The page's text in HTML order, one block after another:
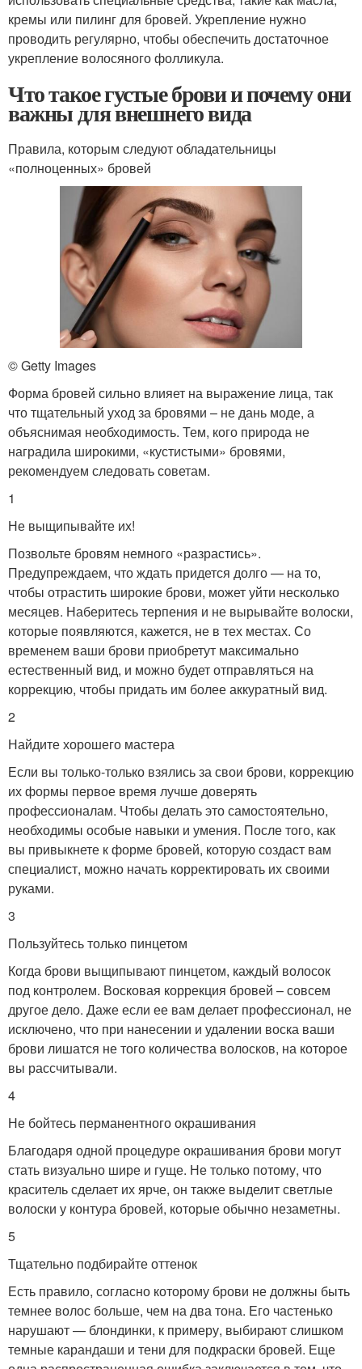
кремы или пилинг для бровей. Укрепление нужно
проводить регулярно, чтобы обеспечить достаточное
укрепление волосяного фолликула.
Что такое густые брови и почему они
важны для внешнего вида
Правила, которым следуют обладательницы
«полноценных» бровей
© Getty Images
Форма бровей сильно влияет на выражение лица, так
что тщательный уход за бровями – не дань моде, а
объяснимая необходимость. Тем, кого природа не
наградила широкими, «кустистыми» бровями,
рекомендуем следовать советам.
1
Не выщипывайте их!
Позвольте бровям немного «разрастись».
Предупреждаем, что ждать придется долго — на то,
чтобы отрастить широкие брови, может уйти несколько
месяцев. Наберитесь терпения и не вырывайте волоски,
которые появляются, кажется, не в тех местах. Со
временем ваши брови приобретут максимально
естественный вид, и можно будет отправляться на
коррекцию, чтобы придать им более аккуратный вид.
2
Найдите хорошего мастера
Если вы только-только взялись за свои брови, коррекцию
их формы первое время лучше доверять
профессионалам. Чтобы делать это самостоятельно,
необходимы особые навыки и умения. После того, как
вы привыкнете к форме бровей, которую создаст вам
специалист, можно начать корректировать их своими
руками.
3
Пользуйтесь только пинцетом
Когда брови выщипывают пинцетом, каждый волосок
под контролем. Восковая коррекция бровей – совсем
другое дело. Даже если ее вам делает профессионал, не
исключено, что при нанесении и удалении воска ваши
брови лишатся не того количества волосков, на которое
вы рассчитывали.
4
Не бойтесь перманентного окрашивания
Благодаря одной процедуре окрашивания брови могут
стать визуально шире и гуще. Не только потому, что
краситель сделает их ярче, он также выделит светлые
волоски у контура бровей, которые обычно незаметны.
5
Тщательно подбирайте оттенок
Есть правило, согласно которому брови не должны быть
темнее волос больше, чем на два тона. Его частенько
нарушают — блондинки, к примеру, выбирают слишком
темные карандаши и тени для подкраски бровей. Еще